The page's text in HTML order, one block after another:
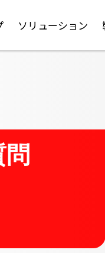
ソリューション